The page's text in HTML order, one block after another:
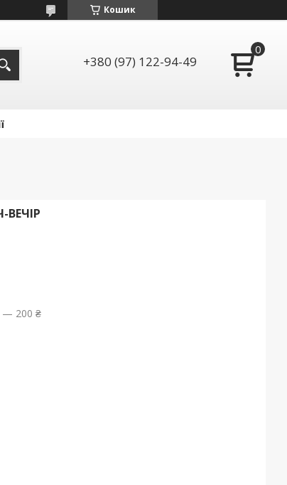
Кошик
+380 (97) 122-94-49
ВЕЧІР
— 200 ₴